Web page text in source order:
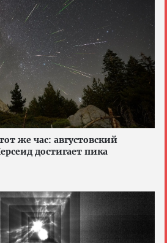
же час: августовский
достигает пика